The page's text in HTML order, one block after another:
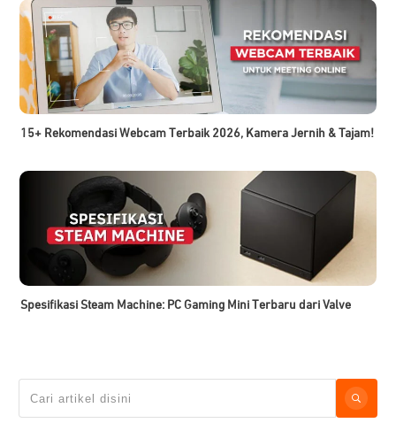
15+ Rekomendasi Webcam Terbaik 2026, Kamera Jernih & Tajam!
Spesifikasi Steam Machine: PC Gaming Mini Terbaru dari Valve